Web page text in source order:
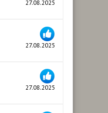
27.08.2025
27.08.2025
27.08.2025